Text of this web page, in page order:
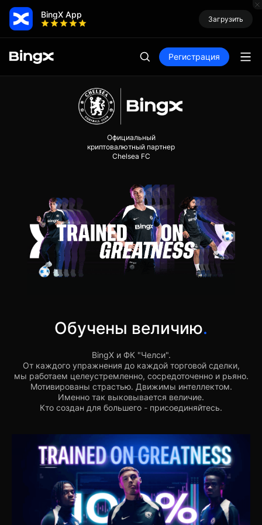
BingX App Загрузить
Регистрация
Официальный
криптовалютный партнер
Chelsea FC
Обучены величию.
BingX и ФК "Челси".
От каждого упражнения до каждой торговой сделки,
мы работаем целеустремленно, сосредоточенно и рьяно.
Мотивированы страстью. Движимы интеллектом.
Именно так выковывается величие.
Кто создан для большего - присоединяйтесь.